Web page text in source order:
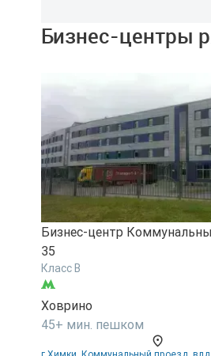
Бизнес-центры
Бизнес-центр
35
Класс B
Ховрино
45+ мин. пешком